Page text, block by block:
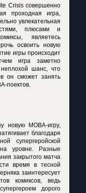
Crisis совершенно
проходная игра,
увлекательная
плюсами и
являетесь
освоить новую
игры происходит
игра заметно
шанс, что
он сможет занять
поектов.
новую МОВА-игру,
благодаря
супергеройской
уровне. Разные
закрытого матча
время в тесной
заинтересует
комиксов, ведь
дорого